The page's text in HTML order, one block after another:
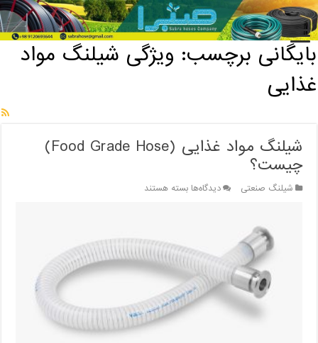
خانه / بایگانی برچسب: ویژگی شیلنگ مواد غذایی
بایگانی برچسب: ویژگی شیلنگ مواد
غذایی
شیلنگ مواد غذایی (Food Grade Hose)
چیست؟
شیلنگ صنعتی دیدگاه‌هابرای
Grade
Hose)
چیست؟
بسته هستند